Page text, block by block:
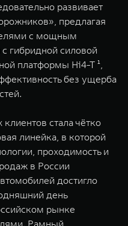
80 Лаундж
возможностей
8 099 000 ₽
развивает
предлагая
с мощным
гибридной силовой
платформы Hi4-T ¹,
без ущерба
стала чётко
линейка, в которой
проходимость и
в России
достигло
день
рынке
Рамный